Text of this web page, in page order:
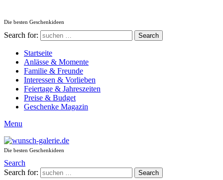
Die besten Geschenkideen
Search for: Search
Startseite
Anlässe & Momente
Familie & Freunde
Interessen & Vorlieben
Feiertage & Jahreszeiten
Preise & Budget
Geschenke Magazin
Menu
Die besten Geschenkideen
Search
Search for:
Search